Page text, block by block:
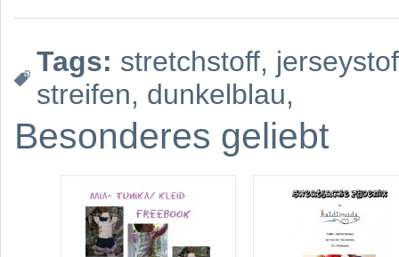
Tags: stretchstoff,
streifen, dunkelblau,
Besonderes geliebt